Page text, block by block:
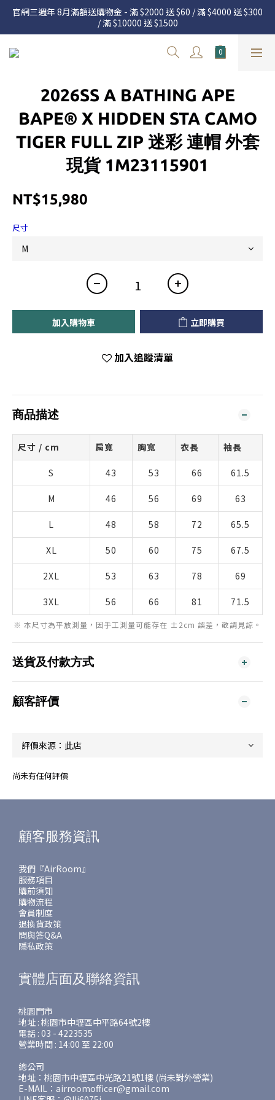
官網三週年 8月滿額送購物金 - 滿 $2000 送 $60 / 滿 $4000 送 $300
/ 滿 $10000 送 $1500
官網三週年 8月滿額送購物金 - 滿 $2000 送 $60 / 滿 $4000 送 $300
/ 滿 $10000 送 $1500
7.22 – 8.13 日本連線中，絕對讓你買到爆
度請詳閱公告
官網三週年 8月滿額送購物金 - 滿 $2000 送 $60 / 滿 $4000 送 $300
/ 滿 $10000 送 $1500
2026SS A BATHING APE
BAPE® X HIDDEN STA CAMO
TIGER FULL ZIP 迷彩 連帽 外套
現貨 1M23115901
NT$15,980
尺寸
加入購物車 立即購買
加入追蹤清單
商品描述
尺寸 / cm 肩寬 胸寬 衣長 袖長
S 43 53 66 61.5
M 46 56 69 63
L 48 58 72 65.5
XL 50 60 75 67.5
2XL 53 63 78 69
3XL 56 66 81 71.5
※ 本尺寸為平放測量，因手工測量可能存在 ±2cm 誤差，敬請見諒。
送貨及付款方式
顧客評價
尚未有任何評價
顧客服務資訊
我們『AirRoom』
服務項目
購前須知
購物流程
會員制度
退換貨政策
問與答Q&A
隱私政策
實體店面及聯絡資訊
桃園門市
地址 : 桃園市中壢區中平路64號2樓
電話 : 03 - 4223535
營業時間 : 14:00 至 22:00
總公司
地址：桃園市中壢區中光路21號1樓 (尚未對外營業)
E-MAIL：airroomofficer@gmail.com